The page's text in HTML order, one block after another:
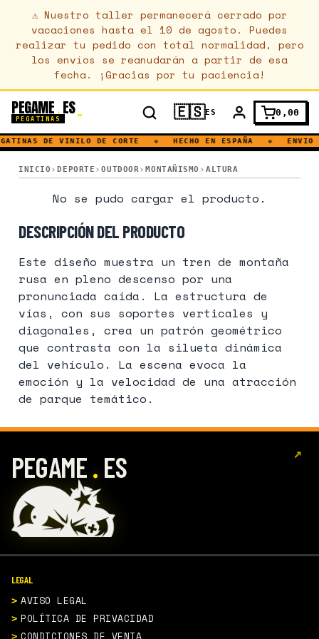
⚠ Nuestro taller permanecerá cerrado por
vacaciones hasta el 10 de agosto. Puedes
realizar tu pedido con total normalidad, pero
los envíos se reanudarán a partir de esa
fecha. ¡Gracias por tu paciencia!
PEGAME.ES
PEGATINAS 🇪🇸ES 0,00
DE VINILO DE CORTE ◆ HECHO EN ESPAÑA ◆ ENVIO
INICIO DEPORTE OUTDOOR MONTAÑISMO ALTURA
MONTAÑA RUSA · DIVERTIDO · TREN · VELOCIDAD · ALTURA ·
MONTAÑA RUSA · DIVERTIDO · TREN ·
No se pudo cargar el producto.
DESCRIPCIÓN DEL PRODUCTO
Este diseño muestra un tren de montaña
rusa en pleno descenso por una
pronunciada caída. La estructura de
vías, con sus soportes verticales y
diagonales, crea un patrón geométrico
que contrasta con la silueta dinámica
del vehículo. La escena evoca la
emoción y la velocidad de una atracción
de parque temático.
PEGAME. ES ↗
LEGAL
AVISO LEGAL
POLÍTICA DE PRIVACIDAD
CONDICIONES DE VENTA